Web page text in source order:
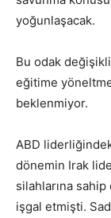
yoğunlaşacak.
Bu odak
eğitime
beklenmiyor.
ABD
dönemin Irak
silahlarına sahip
işgal etmişti.